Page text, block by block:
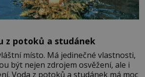
z potoků a studánek
místo. Má jedinečné vlastnosti,
být nejen zdrojem osvěžení, ale i
Voda z potoků a studánek má moc